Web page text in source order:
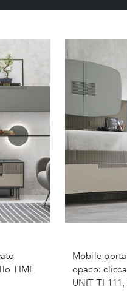
TIME
Mobile
opaco:
UNIT TI